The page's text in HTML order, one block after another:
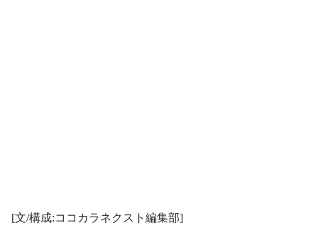
[文/構成:ココカラネクスト編集部]